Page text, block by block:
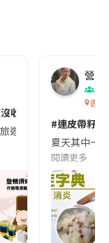
收😱出發前切記檢查
旅遊的民眾，近期要
營養
香港
#連皮帶籽
夏天其中一
閱讀更多